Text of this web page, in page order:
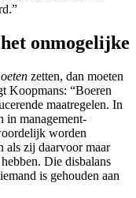
onmogelijke
zetten, dan moeten
Koopmans: “Boeren
maatregelen. In
in management­
worden
als zij daarvoor maar
Die disbalans
is gehouden aan